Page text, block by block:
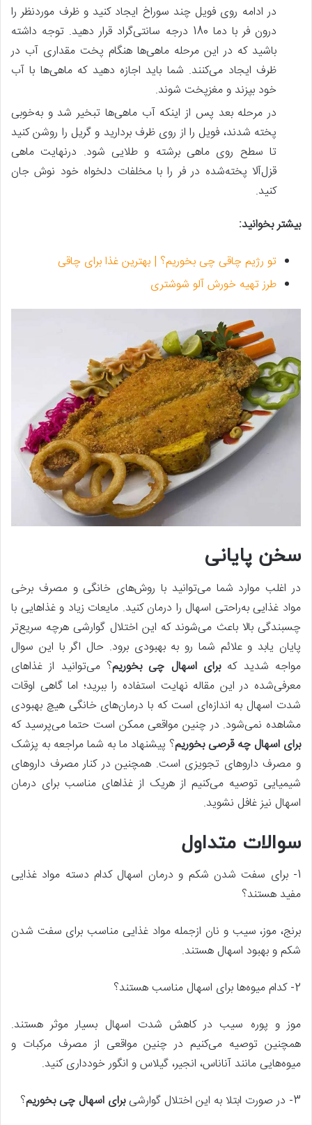
در ادامه روی فویل چند سوراخ ایجاد کنید و ظرف موردنظر را
درون فر با دما 180 درجه سانتی‌گراد قرار دهید. توجه داشته
باشید که در این مرحله ماهی‌ها هنگام پخت مقداری آب در
ظرف ایجاد می‌کنند. شما باید اجازه دهید که ماهی‌ها با آب
خود بپزند و مغزپخت شوند.
در مرحله بعد پس‌ از اینکه آب ماهی‌ها تبخیر شد و به‌خوبی
پخته شدند، فویل را از روی ظرف بردارید و گریل را روشن کنید
تا سطح روی ماهی برشته و طلایی شود. درنهایت ماهی
قزل‌آلا پخته‌شده در فر را با مخلفات دلخواه خود نوش جان
کنید.
بیشتر بخوانید:
تو رژیم چاقی چی بخوریم؟ | بهترین غذا برای چاقی
طرز تهیه خورش آلو شوشتری
سخن پایانی
در اغلب موارد شما می‌توانید با روش‌های خانگی و مصرف برخی
مواد غذایی به‌راحتی اسهال را درمان کنید. مایعات زیاد و غذاهایی با
چسبندگی بالا باعث می‌شوند که این اختلال گوارشی هرچه سریع‌تر
پایان یابد و علائم شما رو به بهبودی برود. حال اگر با این سوال
مواجه شدید کهبرای اسهال چی بخوریم؟ می‌توانید از غذاهای
معرفی‌شده در این مقاله نهایت استفاده را ببرید؛ اما گاهی اوقات
شدت اسهال به اندازه‌ای است که با درمان‌های خانگی هیچ بهبودی
مشاهده نمی‌شود. در چنین مواقعی ممکن است حتما می‌پرسید که
برای اسهال چه قرصی بخوریم؟ پیشنهاد ما به شما مراجعه به پزشک
و مصرف داروهای تجویزی است. همچنین در کنار مصرف داروهای
شیمیایی توصیه می‌کنیم از هریک از غذاهای مناسب برای درمان
اسهال نیز غافل نشوید.
سوالات متداول
1- برای سفت شدن شکم و درمان اسهال کدام دسته مواد غذایی
مفید هستند؟
برنج، موز، سیب و نان ازجمله مواد غذایی مناسب برای سفت شدن
شکم و بهبود اسهال هستند.
2- کدام میوه‌ها برای اسهال مناسب هستند؟
موز و پوره سیب در کاهش شدت اسهال بسیار موثر هستند.
همچنین توصیه می‌کنیم در چنین مواقعی از مصرف مرکبات و
میوه‌هایی مانند آناناس، انجیر، گیلاس و انگور خودداری کنید.
3- در صورت ابتلا به این اختلال گوارشی
برای اسهال چی بخوریم؟